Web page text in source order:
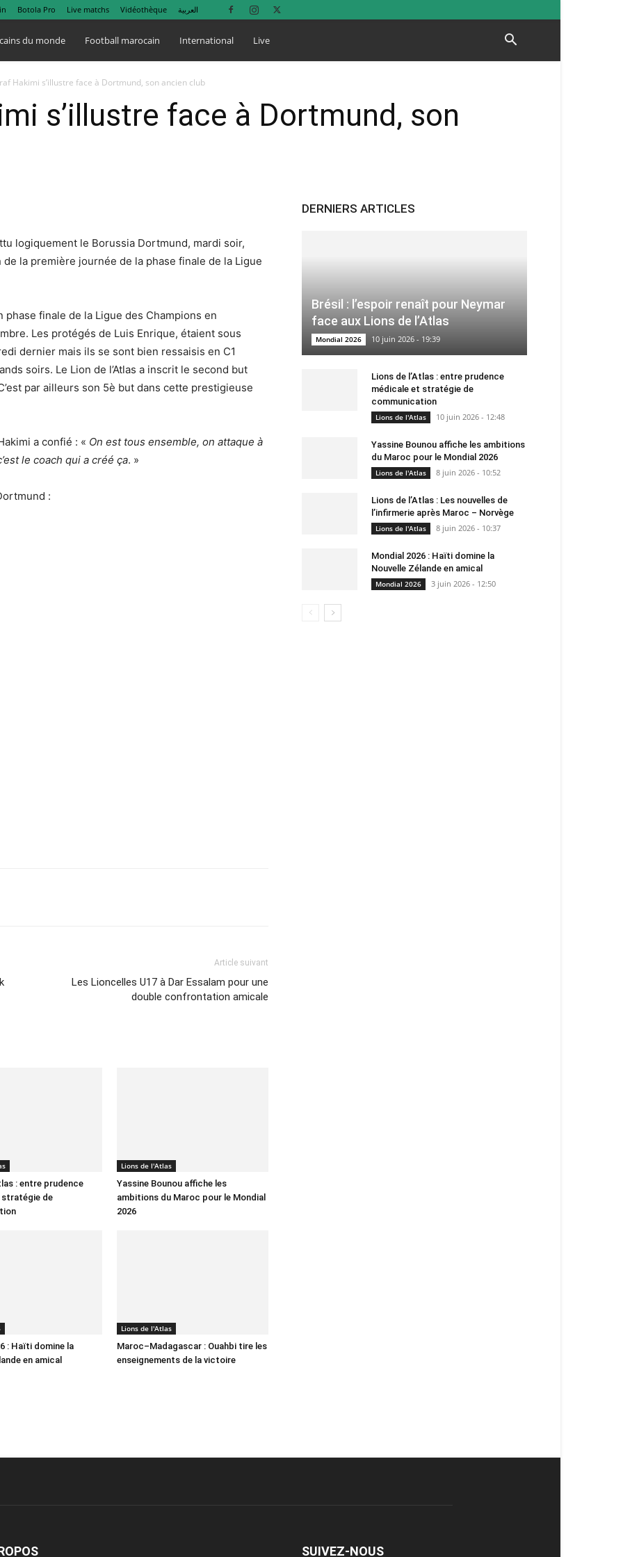
Botola Pro Live matchs Vidéothèque العربية
du monde Football marocain International Live
Hakimi s’illustre face à Dortmund, son ancien club
s’illustre face à Dortmund, son
logiquement le Borussia Dortmund, mardi soir,
la première journée de la phase finale de la Ligue
finale de la Ligue des Champions en
Les protégés de Luis Enrique, étaient sous
dernier mais ils se sont bien ressaisis en C1
soirs. Le Lion de l’Atlas a inscrit le second but
par ailleurs son 5è but dans cette prestigieuse
a confié : « On est tous ensemble, on attaque à
le coach qui a créé ça. »
:
Article suivant
Les Lioncelles U17 à Dar Essalam pour une
double confrontation amicale
: entre prudence
stratégie de
Lions de l'Atlas
Yassine Bounou affiche les
ambitions du Maroc pour le Mondial
2026
: Haïti domine la
en amical
Lions de l'Atlas
Maroc–Madagascar : Ouahbi tire les
enseignements de la victoire
DERNIERS ARTICLES
Brésil : l’espoir renaît pour Neymar
face aux Lions de l’Atlas
Mondial 2026 10 juin 2026 - 19:39
Lions de l’Atlas : entre prudence
médicale et stratégie de
communication
Lions de l'Atlas 10 juin 2026 - 12:48
Yassine Bounou affiche les ambitions
du Maroc pour le Mondial 2026
Lions de l'Atlas 8 juin 2026 - 10:52
Lions de l’Atlas : Les nouvelles de
l’infirmerie après Maroc – Norvège
Lions de l'Atlas 8 juin 2026 - 10:37
Mondial 2026 : Haïti domine la
Nouvelle Zélande en amical
Mondial 2026 3 juin 2026 - 12:50
SUIVEZ-NOUS